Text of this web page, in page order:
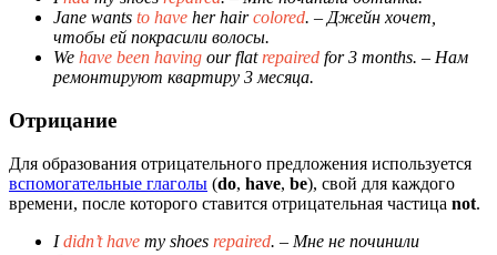
Jane wants to have her haircolored. – Джейн хочет,
чтобы ей покрасили волосы.
We have been having our flat repaired for 3 months. – Нам
ремонтируют квартиру 3 месяца.
Отрицание
Для образования отрицательного предложения используется
вспомогательные глаголы (do, have, be), свой для каждого
времени, после которого ставится отрицательная частица not.
Ididn’t have my shoes repaired. – Мне не починили